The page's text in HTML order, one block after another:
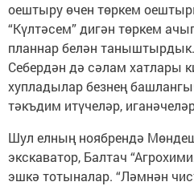
оештыру өчен төркем
“Күлтәсем” дигән төркем
планнар белән таныштырдык.
Себердән дә сәлам хатлары
хупладылар безнең
тәкъдим итүчеләр,
Шул елның ноябрендә
экскаватор, Балтач
эшкә тотыналар. “Ләмнән